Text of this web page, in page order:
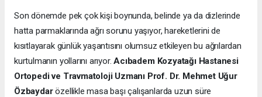
Son dönemde pek çok kişi boynunda, belinde ya da dizlerinde
hatta parmaklarında ağrı sorunu yaşıyor, hareketlerini de
kısıtlayarak günlük yaşantısını olumsuz etkileyen bu ağrılardan
kurtulmanın yollarını arıyor.Acıbadem Kozyatağı Hastanesi
Ortopedi ve Travmatoloji Uzmanı Prof. Dr. Mehmet Uğur
Özbaydarözellikle masa başı çalışanlarda uzun süre